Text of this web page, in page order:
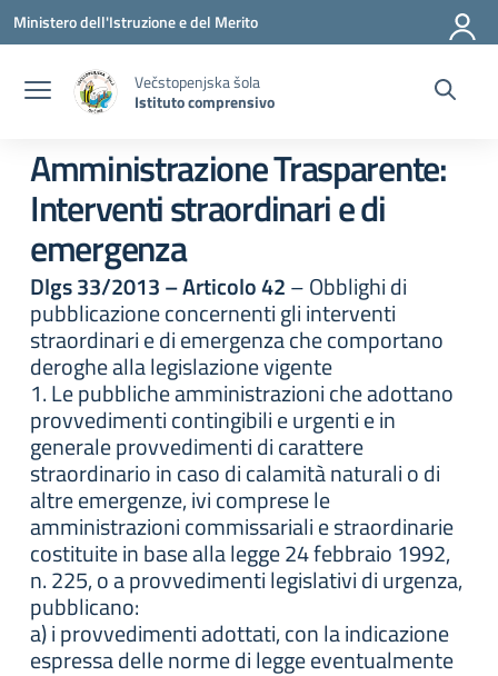
Vai ai contenuti
Vai al menu di navigazione
Vai al footer
Ministero dell'Istruzione e del Merito
Večstopenjska šola
Istituto comprensivo
Amministrazione Trasparente:
Interventi straordinari e di
emergenza
Dlgs 33/2013 – Articolo 42– Obblighi di
pubblicazione concernenti gli interventi
straordinari e di emergenza che comportano
deroghe alla legislazione vigente
1. Le pubbliche amministrazioni che adottano
provvedimenti contingibili e urgenti e in
generale provvedimenti di carattere
straordinario in caso di calamità naturali o di
altre emergenze, ivi comprese le
amministrazioni commissariali e straordinarie
costituite in base alla legge 24 febbraio 1992,
n. 225, o a provvedimenti legislativi di urgenza,
pubblicano:
a) i provvedimenti adottati, con la indicazione
espressa delle norme di legge eventualmente